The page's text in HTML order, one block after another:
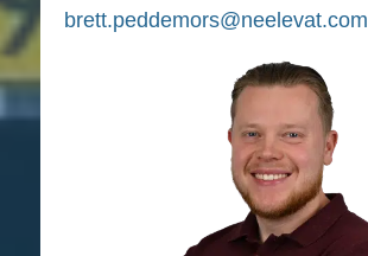
brett.peddemors@neelevat.com